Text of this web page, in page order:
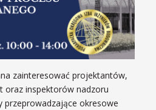
zainteresować projektantów,
oraz inspektorów nadzoru
okresowe